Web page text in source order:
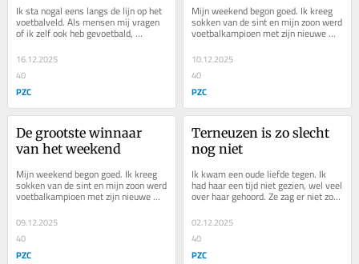
Ik sta nogal eens langs de lijn op het
voetbalveld. Als mensen mij vragen
of ik zelf ook heb gevoetbald,
antwoord ik altijd dat ik uit de...
16.12.2025
40
PZC
Mijn weekend begon goed. Ik kreeg
sokken van de sint en mijn zoon werd
voetbalkampioen met zijn nieuwe
team. Toch had ik een steen in mijn
maag. De...
10.12.2025
40
PZC
De grootste winnaar
van het weekend
Mijn weekend begon goed. Ik kreeg
sokken van de sint en mijn zoon werd
voetbalkampioen met zijn nieuwe
team. Toch had ik een steen in mijn
maag. De...
09.12.2025
40
PZC
Terneuzen is zo slecht
nog niet
Ik kwam een oude liefde tegen. Ik
had haar een tijd niet gezien, wel veel
over haar gehoord. Ze zag er niet zo
goed uit. Zoals ik van haar gewend
was,...
02.12.2025
40
PZC